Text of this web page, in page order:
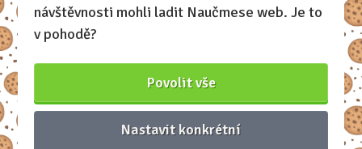
Naučmese, 2012-2026.
návštěvnosti mohli ladit Naučmese web. Je to
v pohodě?
Povolit vše
Nastavit konkrétní